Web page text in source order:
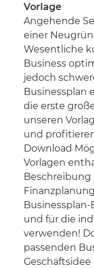
Vorlage
Angehende
einer
Wesentliche
Business
jedoch
Businessplan
die erste
unseren
und
Download
Vorlagen
Beschreibung
und für die
verwenden!
passenden